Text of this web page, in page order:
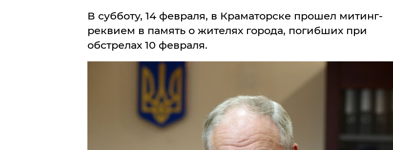
В субботу, 14 февраля, в Краматорске прошел митинг-
реквием в память о жителях города, погибших при
обстрелах 10 февраля.